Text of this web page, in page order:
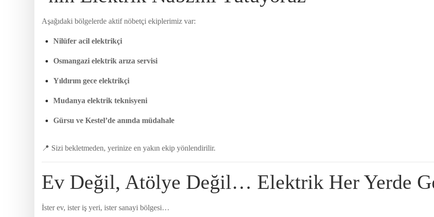
Aşağıdaki bölgelerde aktif nöbetçi ekiplerimiz var:
Nilüfer acil elektrikçi
Osmangazi elektrik arıza servisi
Yıldırım gece elektrikçi
Mudanya elektrik teknisyeni
Gürsu ve Kestel’de anında müdahale
📍 Sizi bekletmeden, yerinize en yakın ekip yönlendirilir.
Ev Değil, Atölye Değil… Elektrik Her Yerde
İster ev, ister iş yeri, ister sanayi bölgesi…